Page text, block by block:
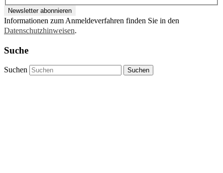
Informationen zum Anmeldeverfahren finden Sie in den
Datenschutzhinweisen.
Suche
Suchen